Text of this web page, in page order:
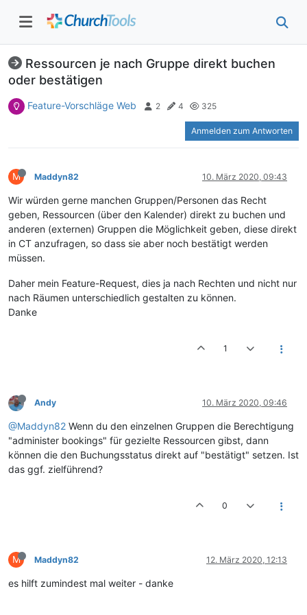
Ressourcen je nach Gruppe direkt buchen
oder bestätigen
Feature-Vorschläge Web 2 4 325
Anmelden zum Antworten
M Maddyn82 10. März 2020, 09:43
Wir würden gerne manchen Gruppen/Personen das Recht
geben, Ressourcen (über den Kalender) direkt zu buchen und
anderen (externen) Gruppen die Möglichkeit geben, diese direkt
in CT anzufragen, so dass sie aber noch bestätigt werden
müssen.
Daher mein Feature-Request, dies ja nach Rechten und nicht nur
nach Räumen unterschiedlich gestalten zu können.
Danke
1
Andy 10. März 2020, 09:46
@Maddyn82 Wenn du den einzelnen Gruppen die Berechtigung
"administer bookings" für gezielte Ressourcen gibst, dann
können die den Buchungsstatus direkt auf "bestätigt" setzen. Ist
das ggf. zielführend?
0
M Maddyn82 12. März 2020, 12:13
es hilft zumindest mal weiter - danke